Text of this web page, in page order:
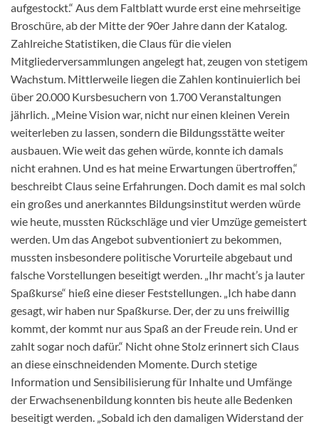
aufgestockt.“ Aus dem Faltblatt wurde erst eine mehrseitige
Broschüre, ab der Mitte der 90er Jahre dann der Katalog.
Zahlreiche Statistiken, die Claus für die vielen
Mitgliederversammlungen angelegt hat, zeugen von stetigem
Wachstum. Mittlerweile liegen die Zahlen kontinuierlich bei
über 20.000 Kursbesuchern von 1.700 Veranstaltungen
jährlich. „Meine Vision war, nicht nur einen kleinen Verein
weiterleben zu lassen, sondern die Bildungsstätte weiter
ausbauen. Wie weit das gehen würde, konnte ich damals
nicht erahnen. Und es hat meine Erwartungen übertroffen,“
beschreibt Claus seine Erfahrungen. Doch damit es mal solch
ein großes und anerkanntes Bildungsinstitut werden würde
wie heute, mussten Rückschläge und vier Umzüge gemeistert
werden. Um das Angebot subventioniert zu bekommen,
mussten insbesondere politische Vorurteile abgebaut und
falsche Vorstellungen beseitigt werden. „Ihr macht’s ja lauter
Spaßkurse“ hieß eine dieser Feststellungen. „Ich habe dann
gesagt, wir haben nur Spaßkurse. Der, der zu uns freiwillig
kommt, der kommt nur aus Spaß an der Freude rein. Und er
zahlt sogar noch dafür.“ Nicht ohne Stolz erinnert sich Claus
an diese einschneidenden Momente. Durch stetige
Information und Sensibilisierung für Inhalte und Umfänge
der Erwachsenenbildung konnten bis heute alle Bedenken
beseitigt werden. „Sobald ich den damaligen Widerstand der